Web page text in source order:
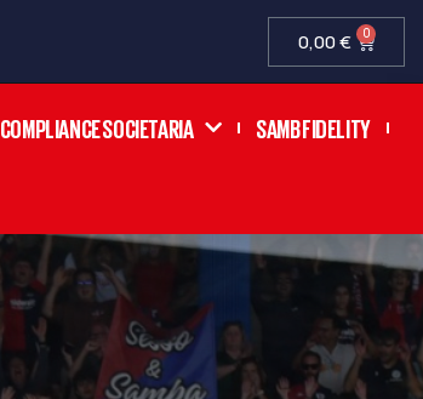
0,00€ 0
COMPLIANCE SOCIETARIA SAMB FIDELITY